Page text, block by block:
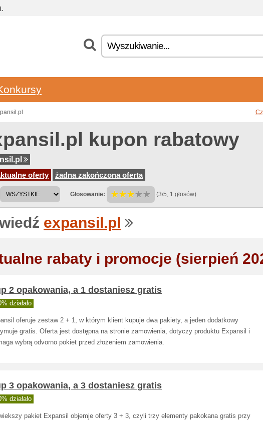
kupon rabatowy
oferty
żadna zakończona oferta
Głosowanie: (3/5, 1 głosów)
expansil.pl
rabaty i promocje (sierpień
2 opakowania, a 1 dostaniesz gratis
działało
oferuje zestaw 2 + 1, w którym klient kupuje dwa pakiety, a jeden dodatkowy
gratis. Oferta jest dostępna na stronie zamowienia, dotyczy produktu Expansil i
wybrą odvorno pokiet przed złożeniem zamowienia.
3 opakowania, a 3 dostaniesz gratis
działało
pakiet Expansil objemje oferty 3 + 3, czyli trzy elementy pakokana gratis przy